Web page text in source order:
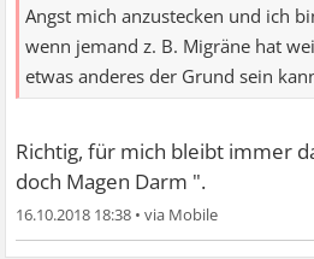
Angst mich anzustecken und ich
wenn jemand z. B. Migräne hat
etwas anderes der Grund sein
Richtig, für mich bleibt immer
doch Magen Darm ".
16.10.2018 18:38 •